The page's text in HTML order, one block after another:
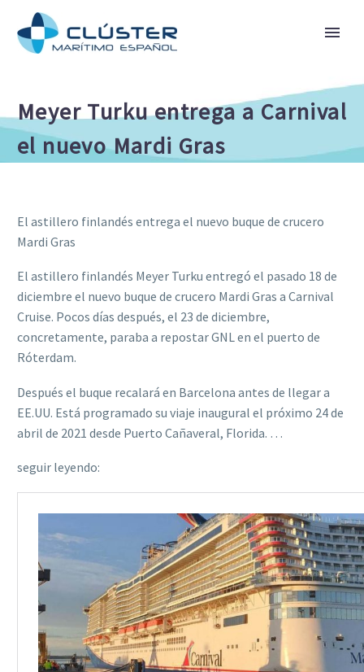
Meyer Turku entrega a Carnival
el nuevo Mardi Gras
El astillero finlandés entrega el nuevo buque de crucero
Mardi Gras
El astillero finlandés Meyer Turku entregó el pasado 18 de
diciembre el nuevo buque de crucero Mardi Gras a Carnival
Cruise. Pocos días después, el 23 de diciembre,
concretamente, paraba a repostar GNL en el puerto de
Róterdam.
Después el buque recalará en Barcelona antes de llegar a
EE.UU. Está programado su viaje inaugural el próximo 24 de
abril de 2021 desde Puerto Cañaveral, Florida. …
seguir leyendo: